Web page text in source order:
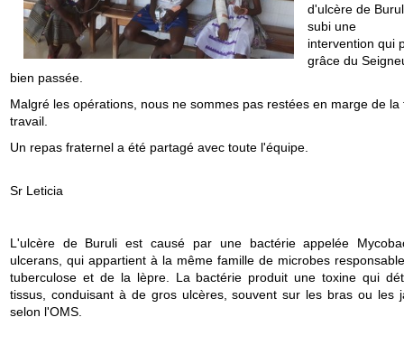
d'ulcère de
subi une
intervention qui
grâce du
bien passée.
Malgré les opérations, nous ne sommes pas restées en marge de la
travail.
Un repas fraternel a été partagé avec toute
Sr Leticia
L'ulcère de Buruli est causé par une bactérie appelée
ulcerans, qui appartient à la même famille de microbes
tuberculose et de la lèpre. La bactérie produit une toxine qui
tissus, conduisant à de gros ulcères, souvent sur les bras ou les
selon l'OMS.